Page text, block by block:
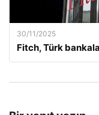
30/11/2025
Fitch, Türk